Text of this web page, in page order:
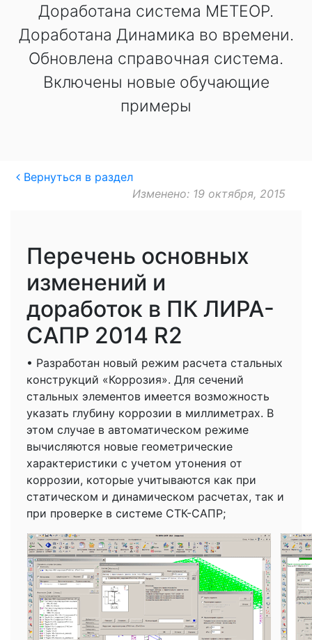
Доработана система МЕТЕОР.
Доработана Динамика во времени.
Обновлена справочная система.
Включены новые обучающие
примеры
Вернуться в раздел
Изменено: 19 октября, 2015
Перечень основных
изменений и
доработок в ПК ЛИРА-
САПР 2014 R2
• Разработан новый режим расчета стальных
конструкций «Коррозия». Для сечений
стальных элементов имеется возможность
указать глубину коррозии в миллиметрах. В
этом случае в автоматическом режиме
вычисляются новые геометрические
характеристики с учетом утонения от
коррозии, которые учитываются как при
статическом и динамическом расчетах, так и
при проверке в системе СТК-САПР;